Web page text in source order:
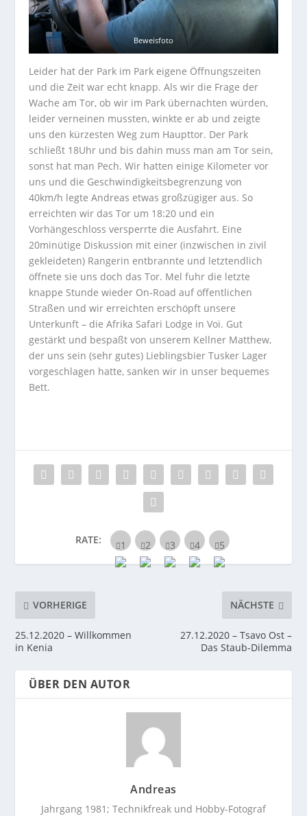
Beweisfoto
Leider hat der Park im Park eigene Öffnungszeiten
und die Zeit war echt knapp. Als wir die Frage der
Wache am Tor, ob wir im Park übernachten würden,
leider verneinen mussten, winkte er ab und zeigte
uns den kürzesten Weg zum Haupttor. Der Park
schließt 18Uhr und bis dahin muss man am Tor sein,
sonst hat man Pech. Wir hatten einige Kilometer vor
uns und die Geschwindigkeitsbegrenzung von
40km/h legte Andreas etwas großzügiger aus. So
erreichten wir das Tor um 18:20 und ein
Vorhängeschloss versperrte die Ausfahrt. Eine
20minütige Diskussion mit einer (inzwischen in zivil
gekleideten) Rangerin entbrannte und letztendlich
öffnete sie uns doch das Tor. Mel fuhr die letzte
knappe Stunde wieder On-Road auf öffentlichen
Straßen und wir erreichten erschöpft unsere
Unterkunft – die Afrika Safari Lodge in Voi. Gut
gestärkt und bespaßt von unserem Kellner Matthew,
der uns sein (sehr gutes) Lieblingsbier Tusker Lager
vorgeschlagen hatte, sanken wir in unser bequemes
Bett.
RATE:
VORHERIGE
25.12.2020 – Willkommen
in Kenia
NÄCHSTE
27.12.2020 – Tsavo Ost –
Das Staub-Dilemma
ÜBER DEN AUTOR
Andreas
Jahrgang 1981; Technikfreak und Hobby-Fotograf